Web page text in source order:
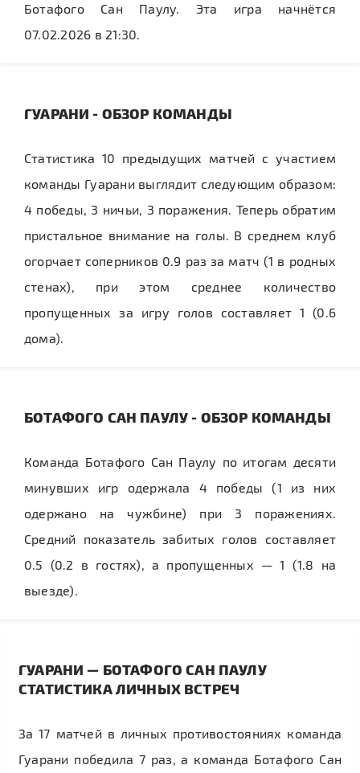
Ботафого Сан Паулу. Эта игра начнётся
07.02.2026 в 21:30.
ГУАРАНИ - ОБЗОР КОМАНДЫ
Статистика 10 предыдущих матчей с участием
команды Гуарани выглядит следующим образом:
4 победы, 3 ничьи, 3 поражения. Теперь обратим
пристальное внимание на голы. В среднем клуб
огорчает соперников 0.9 раз за матч (1 в родных
стенах), при этом среднее количество
пропущенных за игру голов составляет 1 (0.6
дома).
БОТАФОГО САН ПАУЛУ - ОБЗОР КОМАНДЫ
Команда Ботафого Сан Паулу по итогам десяти
минувших игр одержала 4 победы (1 из них
одержано на чужбине) при 3 поражениях.
Средний показатель забитых голов составляет
0.5 (0.2 в гостях), а пропущенных — 1 (1.8 на
выезде).
ГУАРАНИ — БОТАФОГО САН ПАУЛУ
СТАТИСТИКА ЛИЧНЫХ ВСТРЕЧ
За 17 матчей в личных противостояниях команда
Гуарани победила 7 раз, а команда Ботафого Сан